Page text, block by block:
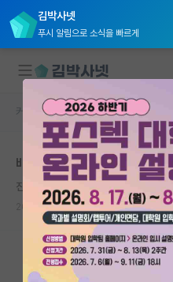
김박사넷
푸시 알림으로 소식을 빠르게
대학원생 모집
국내대학원 정보
연구실&오픈랩
커뮤니티
커뮤니티 홈
커뮤니티 홈 자유 게시판(아무개랩)
배터리 전망과 대학원 고민
진지한 아이작 뉴턴
2025.06.25 1 1232